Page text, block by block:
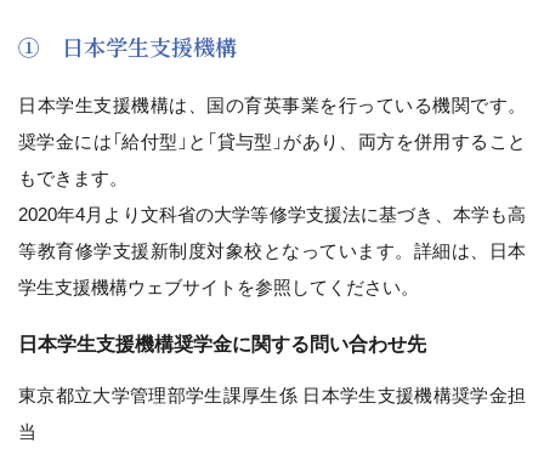
① 日本学生支援機構
日本学生支援機構は、国の育英事業を行っている機関です。
奨学金には「給付型」と「貸与型」があり、両方を併用すること
もできます。
2020年4月より文科省の大学等修学支援法に基づき、本学も高
等教育修学支援新制度対象校となっています。詳細は、日本
学生支援機構ウェブサイトを参照してください。
日本学生支援機構奨学金に関する問い合わせ先
東京都立大学管理部学生課厚生係 日本学生支援機構奨学金担
当